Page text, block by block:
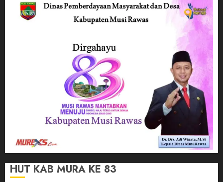
HUT KAB MURA KE 83